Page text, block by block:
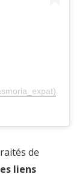
de
liens